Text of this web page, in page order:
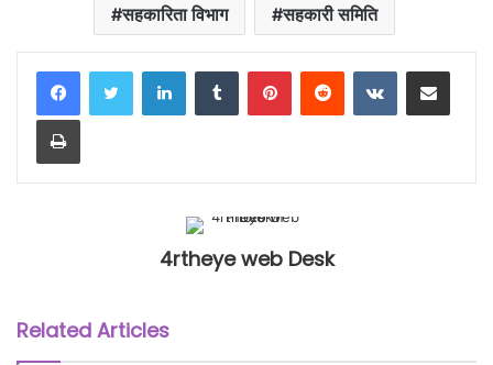
सहकारिता विभाग सहकारी समिति
LinkedInTumblr PinterestReddit VKontakteShare via Email
Print
4rtheye web Desk
Related Articles